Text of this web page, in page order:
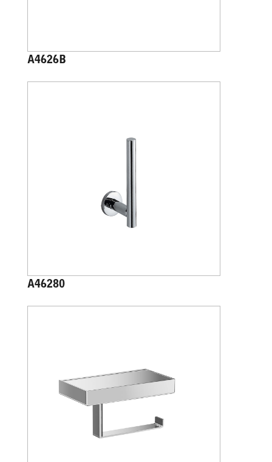
A4626B
A46280